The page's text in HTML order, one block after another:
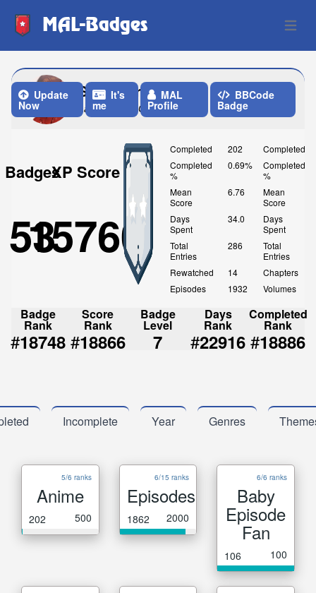
MAL-Badges Open
Shatterproof346
Last Update: One Week ago
Update
Now
It's
me
MAL
Profile
BBCode
Badge
Badges
53
XP Score
15760
Completed
202
Completed
%
0.69%
Mean
Score
6.76
Days
Spent
34.0
Total
Entries
286
Rewatched
14
Episodes
1932
Completed
Completed
%
Mean
Score
Days
Spent
Total
Entries
Chapters
Volumes
Badge
Rank
#18748
Score
Rank
#18866
Badge
Level
7
Days
Rank
#22916
Completed
Rank
#18886
Incomplete Year Genres
5/6 ranks
Anime
202 500
6/15 ranks
Episodes
1862 2000
6/6 ranks
Baby
Episode
Fan
106 100